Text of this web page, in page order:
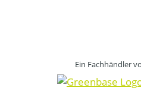
Ein Fachhändler